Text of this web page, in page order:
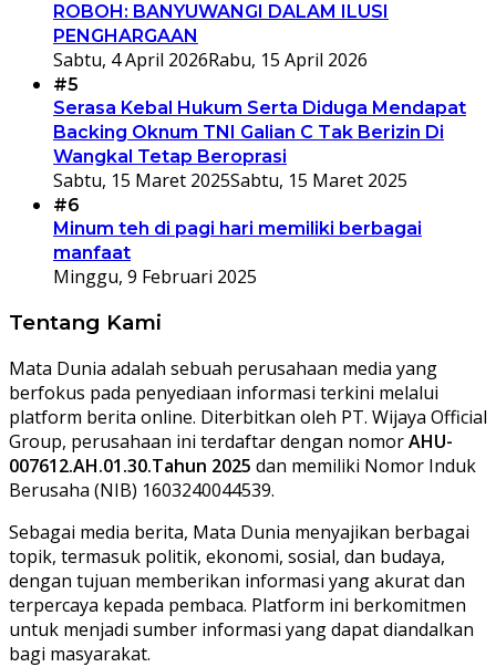
ROBOH: BANYUWANGI DALAM ILUSI
PENGHARGAAN
Sabtu, 4 April 2026Rabu, 15 April 2026
#5
Serasa Kebal Hukum Serta Diduga Mendapat
Backing Oknum TNI Galian C Tak Berizin Di
Wangkal Tetap Beroprasi
Sabtu, 15 Maret 2025Sabtu, 15 Maret 2025
#6
Minum teh di pagi hari memiliki berbagai
manfaat
Minggu, 9 Februari 2025
Tentang Kami
Mata Dunia adalah sebuah perusahaan media yang
berfokus pada penyediaan informasi terkini melalui
platform berita online. Diterbitkan oleh PT. Wijaya Official
Group, perusahaan ini terdaftar dengan nomorAHU-
007612.AH.01.30.Tahun 2025 dan memiliki Nomor Induk
Berusaha (NIB) 1603240044539.
Sebagai media berita, Mata Dunia menyajikan berbagai
topik, termasuk politik, ekonomi, sosial, dan budaya,
dengan tujuan memberikan informasi yang akurat dan
terpercaya kepada pembaca. Platform ini berkomitmen
untuk menjadi sumber informasi yang dapat diandalkan
bagi masyarakat.